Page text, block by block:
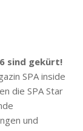
sind gekürt!
SPA inside
die SPA Star
und